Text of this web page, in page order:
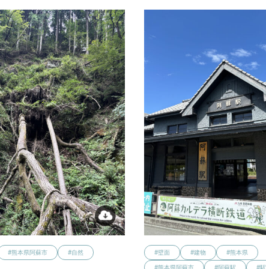
#熊本県阿蘇市 #自然 #壁面 #建物
#熊本県
#熊本県阿蘇市
#阿蘇駅 #駅